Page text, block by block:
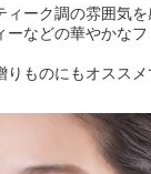
ィーク調の雰囲気
ーなどの華やかな
ものにもオススメ